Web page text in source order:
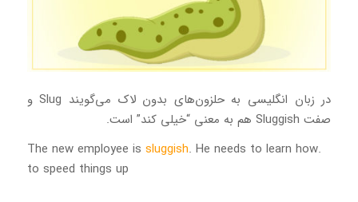
در زبان انگلیسی به حلزون‌های بدون لاک می‌گویند Slug و
صفت Sluggish هم به معنی “خیلی کند” است.
.The new employee is
sluggish. He needs to learn how
to speed things up